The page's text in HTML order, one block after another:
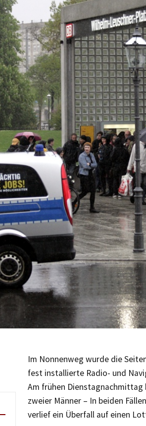
Im Nonnenweg wurde die
fest installierte Radio- und
Am frühen Dienstagnachmittag
zweier Männer – In beiden
verlief ein Überfall auf einen